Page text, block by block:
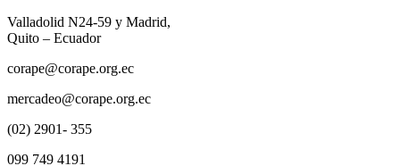
Valladolid N24-59 y Madrid,
Quito – Ecuador
corape@corape.org.ec
mercadeo@corape.org.ec
(02) 2901- 355
099 749 4191